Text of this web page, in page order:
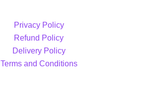
Privacy Policy
Refund Policy
Delivery Policy
Terms and Conditions